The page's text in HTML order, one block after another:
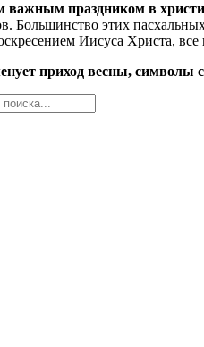
важным праздником в
Большинство этих
Иисуса Христа,
приход весны, символы